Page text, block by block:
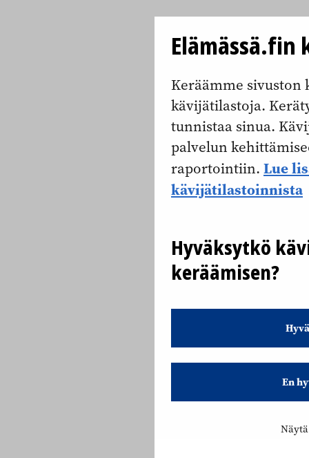
Keräämme sivuston
kävijätilastoja.
tunnistaa sinua.
palvelun
raportointiin. Lue
kävijätilastoinnista
Hyväksytkö
keräämisen?
En